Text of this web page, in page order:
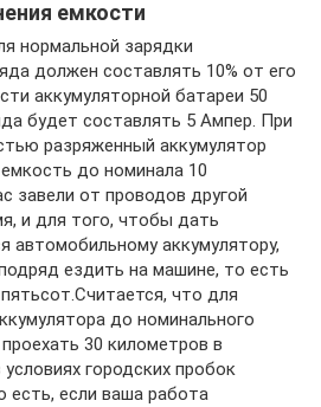
емкости
нормальной зарядки
должен составлять 10% от его
аккумуляторной батареи 50
будет составлять 5 Ампер. При
разряженный аккумулятор
до номинала 10
завели от проводов другой
и для того, чтобы дать
автомобильному аккумулятору,
ездить на машине, то есть
что для
до номинального
30 километров в
городских пробок
есть, если ваша работа